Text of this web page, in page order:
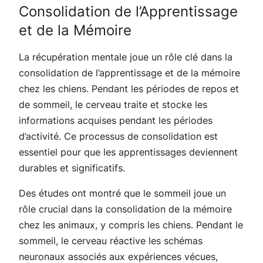
Consolidation de l’Apprentissage
et de la Mémoire
La récupération mentale joue un rôle clé dans la
consolidation de l’apprentissage et de la mémoire
chez les chiens. Pendant les périodes de repos et
de sommeil, le cerveau traite et stocke les
informations acquises pendant les périodes
d’activité. Ce processus de consolidation est
essentiel pour que les apprentissages deviennent
durables et significatifs.
Des études ont montré que le sommeil joue un
rôle crucial dans la consolidation de la mémoire
chez les animaux, y compris les chiens. Pendant le
sommeil, le cerveau réactive les schémas
neuronaux associés aux expériences vécues,